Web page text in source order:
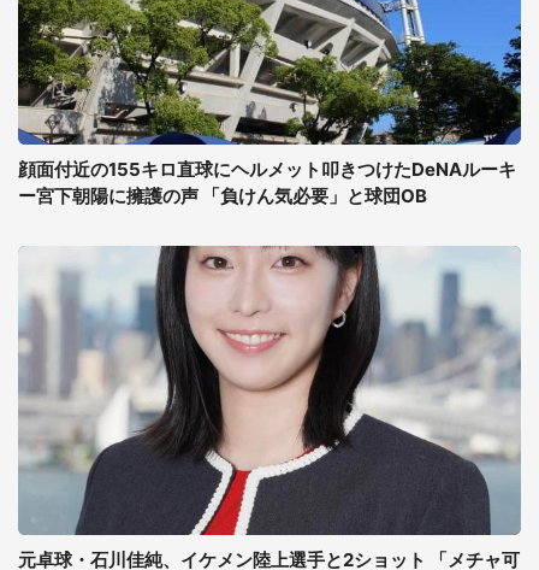
顔面付近の155キロ直球にヘルメット叩きつけたDeNAルーキ
ー宮下朝陽に擁護の声 「負けん気必要」と球団OB
元卓球・石川佳純、イケメン陸上選手と2ショット 「メチャ可